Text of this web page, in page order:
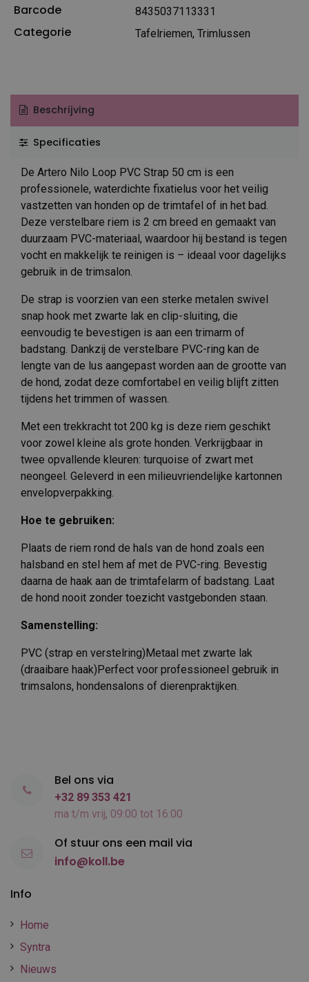
Barcode 8435037113331
Categorie Tafelriemen, Trimlussen
Beschrijving
Specificaties
De Artero Nilo Loop PVC Strap 50 cm is een
professionele, waterdichte fixatielus voor het veilig
vastzetten van honden op de trimtafel of in het bad.
Deze verstelbare riem is 2 cm breed en gemaakt van
duurzaam PVC-materiaal, waardoor hij bestand is tegen
vocht en makkelijk te reinigen is – ideaal voor dagelijks
gebruik in de trimsalon.
De strap is voorzien van een sterke metalen swivel
snap hook met zwarte lak en clip-sluiting, die
eenvoudig te bevestigen is aan een trimarm of
badstang. Dankzij de verstelbare PVC-ring kan de
lengte van de lus aangepast worden aan de grootte van
de hond, zodat deze comfortabel en veilig blijft zitten
tijdens het trimmen of wassen.
Met een trekkracht tot 200 kg is deze riem geschikt
voor zowel kleine als grote honden. Verkrijgbaar in
twee opvallende kleuren: turquoise of zwart met
neongeel. Geleverd in een milieuvriendelijke kartonnen
envelopverpakking.
Hoe te gebruiken:
Plaats de riem rond de hals van de hond zoals een
halsband en stel hem af met de PVC-ring. Bevestig
daarna de haak aan de trimtafelarm of badstang. Laat
de hond nooit zonder toezicht vastgebonden staan.
Samenstelling:
PVC (strap en verstelring)Metaal met zwarte lak
(draaibare haak)Perfect voor professioneel gebruik in
trimsalons, hondensalons of dierenpraktijken.
Info
Home
Syntra
Nieuws
Bel ons via
+32 89 353 421
ma t/m vrij, 09:00 tot 16:00
Of stuur ons een mail via
info@koll.be